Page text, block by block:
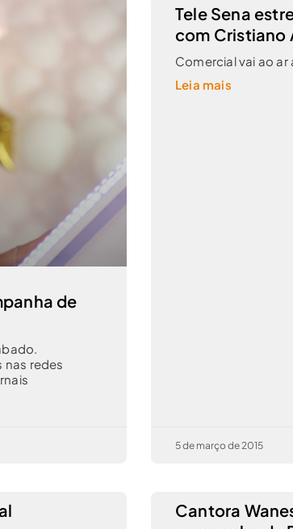
de
redes
Tele Sena
com Cristiano
Comercial vai ao
Leia mais
5 de março de 2015
Cantora